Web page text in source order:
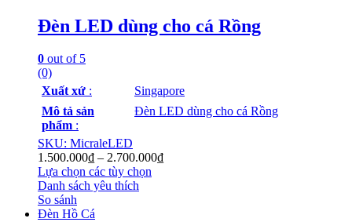
Đèn LED dùng cho cá Rồng
0 out of 5
(0)
Xuất xứ :
Singapore
Mô tả sản
phẩm :
Đèn LED dùng cho cá Rồng
SKU: MicraleLED
1.500.000₫ – 2.700.000₫
Lựa chọn các tùy chọn
Danh sách yêu thích
So sánh
Đèn Hồ Cá